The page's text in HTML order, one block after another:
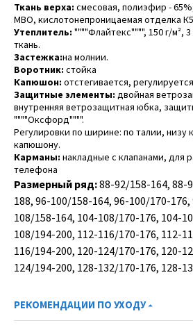
Ткань верха: смесовая, полиэфир -
МВО, кислотонепроницаемая отделка
Утеплитель: """"Флайтекс"""", 150 г/м²,
ткань.
Застежка:на молнии.
Воротник: стойка
Капюшон: отстегивается,
Защитные элементы: двойная
внутренняя ветрозащитная юбка,
""""Оксфорд"""".
Регулировки по ширине: по талии, низу
капюшону.
Карманы: накладные с клапанами, для
телефона
Размерный ряд:88-92/158-164, 88-
188, 96-100/158-164, 96-100/170-
108/158-164, 104-108/170-176, 104-
108/194-200, 112-116/170-176, 112-
116/194-200, 120-124/170-176, 120-
124/194-200, 128-132/170-176, 128-
РЕКОМЕНДАЦИИ ПО УХОДУ